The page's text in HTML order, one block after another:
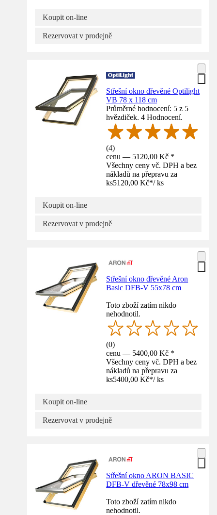
Koupit on-line
Rezervovat v prodejně
Střešní okno dřevěné Optilight
VB 78 x 118 cm
Průměrné hodnocení: 5 z 5
hvězdiček. 4 Hodnocení.
(4)
cenu — 5120,00 Kč *
Všechny ceny vč. DPH a bez
nákladů na přepravu za
ks5120,00 Kč*/ ks
Koupit on-line
Rezervovat v prodejně
Střešní okno dřevěné Aron
Basic DFB-V 55x78 cm
Toto zboží zatím nikdo
nehodnotil.
(0)
cenu — 5400,00 Kč *
Všechny ceny vč. DPH a bez
nákladů na přepravu za
ks5400,00 Kč*/ ks
Koupit on-line
Rezervovat v prodejně
Střešní okno ARON BASIC
DFB-V dřevěné 78x98 cm
Toto zboží zatím nikdo
nehodnotil.